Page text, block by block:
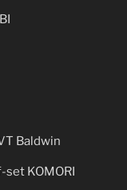
Baldwin
set KOMORI